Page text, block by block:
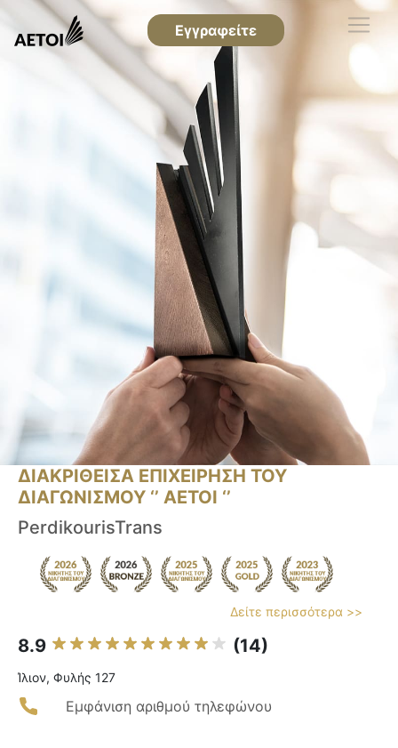
Εγγραφείτε
ΔΙΑΚΡΙΘΕΙΣΑ ΕΠΙΧΕΙΡΗΣΗ ΤΟΥ
ΔΙΑΓΩΝΙΣΜΟΥ ‘’ ΑΕΤΟΙ ‘’
PerdikourisTrans
Δείτε περισσότερα >>
8.9 (14)
Ίλιον, Φυλής 127
Εμφάνιση αριθμού τηλεφώνου